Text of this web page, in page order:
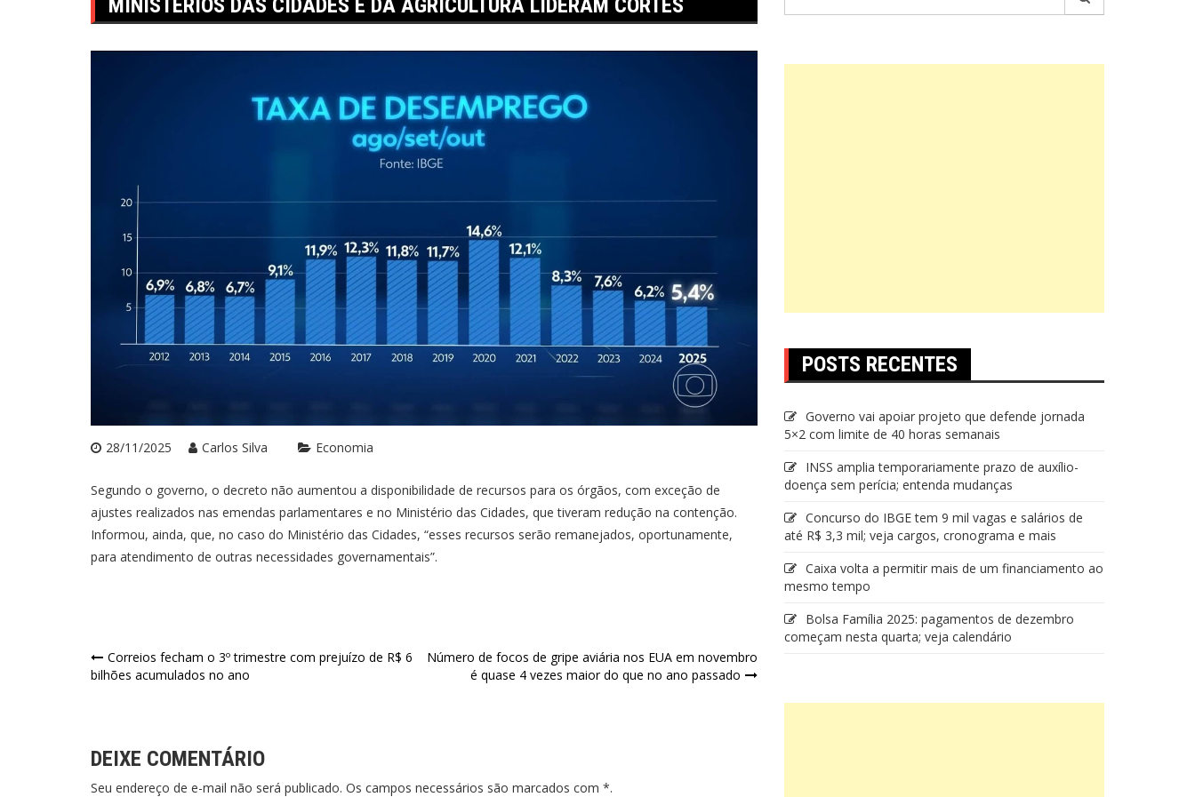
MINISTÉRIOS DAS CIDADES E DA AGRICULTURA LIDERAM CORTES
28/11/2025 Carlos Silva Economia
Segundo o governo, o decreto não aumentou a disponibilidade de recursos para os órgãos, com exceção de
ajustes realizados nas emendas parlamentares e no Ministério das Cidades, que tiveram redução na contenção.
Informou, ainda, que, no caso do Ministério das Cidades, “esses recursos serão remanejados, oportunamente,
para atendimento de outras necessidades governamentais”.
Navegação
Correios fecham o 3º trimestre com prejuízo de R$ 6
bilhões acumulados no ano
Número de focos de gripe aviária nos EUA em novembro
é quase 4 vezes maior do que no ano passado
DEIXE COMENTÁRIO
Seu endereço de e-mail não será publicado. Os campos necessários são marcados com *.
POSTS RECENTES
Governo vai apoiar projeto que defende jornada
5×2 com limite de 40 horas semanais
INSS amplia temporariamente prazo de auxílio-
doença sem perícia; entenda mudanças
Concurso do IBGE tem 9 mil vagas e salários de
até R$ 3,3 mil; veja cargos, cronograma e mais
Caixa volta a permitir mais de um financiamento ao
mesmo tempo
Bolsa Família 2025: pagamentos de dezembro
começam nesta quarta; veja calendário